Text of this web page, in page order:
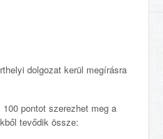
dolgozat kerül megírásra
pontot szerezhet meg a
tevődik össze: